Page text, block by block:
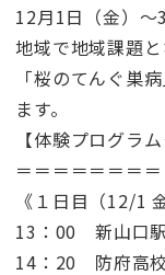
12月1日（金）～
地域で地域課題
「桜のてんぐ巣
ます。
【体験プログラ
＝＝＝＝＝＝＝
《１日目（12/1
13：00 新山口
14：20 防府高